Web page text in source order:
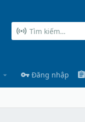
Đăng nhập